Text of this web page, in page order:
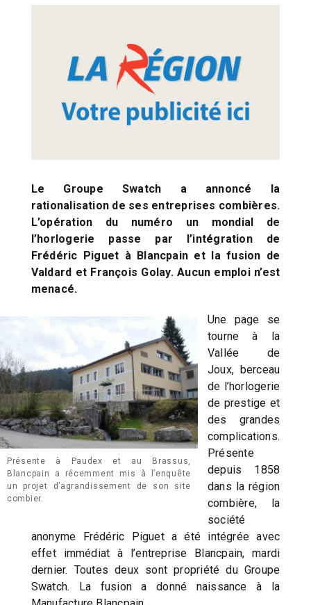
Le Groupe Swatch a annoncé la
rationalisation de ses entreprises combières.
L’opération du numéro un mondial de
l’horlogerie passe par l’intégration de
Frédéric Piguet à Blancpain et la fusion de
Valdard et François Golay. Aucun emploi n’est
menacé.
Présente à Paudex et au Brassus,
Blancpain a récemment mis à l’enquête
un projet d’agrandissement de son site
combier.
Une page se
tourne à la
Vallée de
Joux, berceau
de l’horlogerie
de prestige et
des grandes
complications.
Présente
depuis 1858
dans la région
combière, la
société
anonyme Frédéric Piguet a été intégrée avec
effet immédiat à l’entreprise Blancpain, mardi
dernier. Toutes deux sont propriété du Groupe
Swatch. La fusion a donné naissance à la